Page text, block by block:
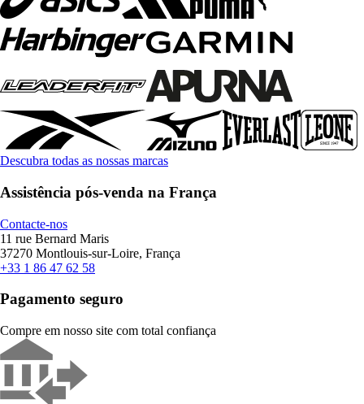
Descubra todas as nossas marcas
Assistência pós-venda na França
Contacte-nos
11 rue Bernard Maris
37270 Montlouis-sur-Loire, França
+33 1 86 47 62 58
Pagamento seguro
Compre em nosso site com total confiança